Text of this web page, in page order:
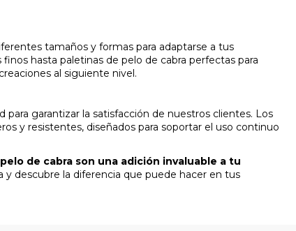
tamaños y formas para adaptarse a tus
hasta paletinas de pelo de cabra perfectas para
al siguiente nivel.
garantizar la satisfacción de nuestros clientes. Los
y resistentes, diseñados para soportar el uso continuo
de cabra son una adición invaluable a tu
y descubre la diferencia que puede hacer en tus